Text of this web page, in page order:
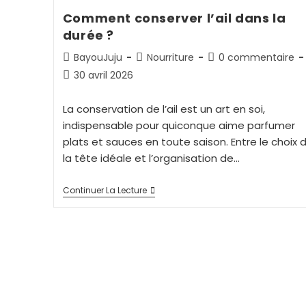
Comment conserver l’ail dans la
durée ?
BayouJuju Nourriture
0 commentaire
30 avril 2026
La conservation de l’ail est un art en soi,
indispensable pour quiconque aime parfumer
plats et sauces en toute saison. Entre le choix
la tête idéale et l’organisation de…
Continuer La Lecture